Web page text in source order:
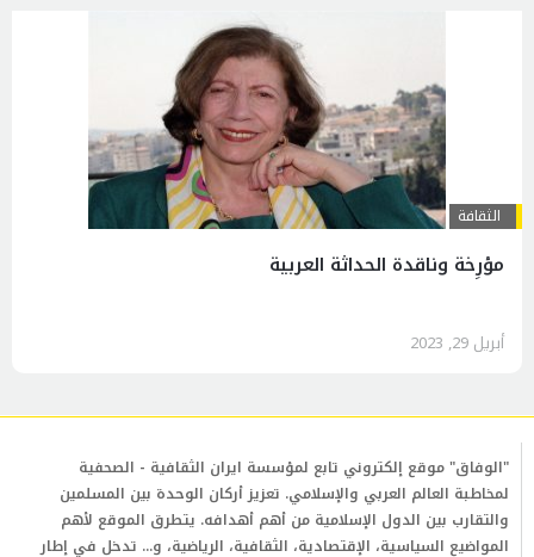
الثقافة
مؤرِخة وناقدة الحداثة العربية
أبريل 29, 2023
"الوفاق" موقع إلكتروني تابع لمؤسسة ايران الثقافية - الصحفية
لمخاطبة العالم العربي والإسلامي. تعزيز أركان الوحدة بين المسلمين
والتقارب بين الدول الإسلامية من أهم أهدافه. يتطرق الموقع لأهم
المواضيع السياسية، الإقتصادية، الثقافية، الرياضية، و... تدخل في إطار